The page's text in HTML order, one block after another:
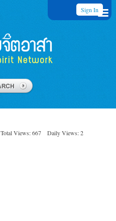
Sign In
Total Views: 667
Daily Views: 2